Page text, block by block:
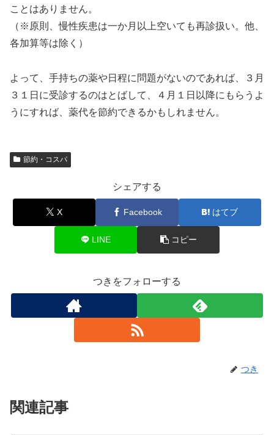
ことはありません。
（※原則、慢性疾患は一か月以上空いても再診扱い。他、
各加算等は除く）
よって、手持ちの薬や日程に問題がないのであれば、３月
３１日に受診するのはとばして、４月１日以降にもらうよ
うにすれば、薬代を節約できるかもしれません。
節約・コスパ
シェアする
X Facebook はてブ
LINE コピー
つきをフォローする
つき
関連記事